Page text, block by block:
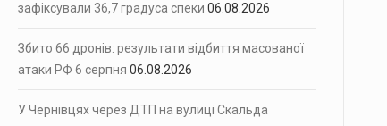
зафіксували 36,7 градуса спеки 06.08.2026
Збито 66 дронів: результати відбиття масованої
атаки РФ 6 серпня 06.08.2026
У Чернівцях через ДТП на вулиці Скальда